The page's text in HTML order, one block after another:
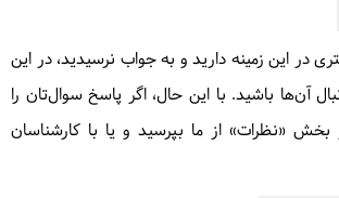
در این زمینه دارید و به جواب نرسیدید، در این
آن‌ها باشید. با این حال، اگر پاسخ سوال‌تان را
بخش «نظرات» از ما بپرسید و یا با کارشناسان